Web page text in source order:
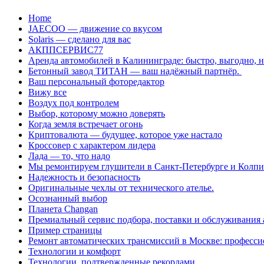
Перейти
содержанию
Home
JAECOO — движение со вкусом
Solaris — сделано для вас
АКППСЕРВИС77
Аренда автомобилей в Калининграде: быстро, выгодно,
Бетонный завод ТИТАН — ваш надёжный партнёр.
Ваш персональный фоторедактор
Вижу все
Воздух под контролем
Выбор, которому можно доверять
Когда земля встречает огонь
Криптовалюта — будущее, которое уже настало
Кроссовер с характером лидера
Лада — то, что надо
Мы ремонтируем глушители в Санкт-Петербурге и
Надежность и безопасность
Оригинальные чехлы от технического ателье.
Осознанный выбор
Планета Changan
Премиальный сервис подбора, поставки и обслуживания
Пример страницы
Ремонт автоматических трансмиссий в Москве:
Технологии и комфорт